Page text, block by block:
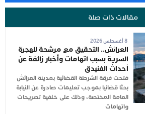
مقالات ذات صلة
8 أغسطس 2026
العرائش.. التحقيق مع مرشحة للهجرة
السرية بسبب اتهامات وأخبار زائفة عن
أحداث الفنيدق
فتحت فرقة الشرطة القضائية بمدينة العرائش
بحثا قضائيا بموجب تعليمات صادرة عن النيابة
العامة المختصة، وذلك على خلفية تصريحات
واتهامات